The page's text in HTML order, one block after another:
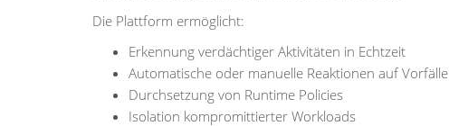
Die Plattform ermöglicht:
Erkennung verdächtiger Aktivitäten in Echtzeit
Automatische oder manuelle Reaktionen auf Vorfälle
Durchsetzung von Runtime Policies
Isolation kompromittierter Workloads